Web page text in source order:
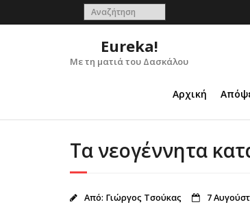
to
Eureka!
Με τη ματιά του Δασκάλου
Αρχική
Τα νεογέννητα
Από: Γιώργος Τσούκας 7